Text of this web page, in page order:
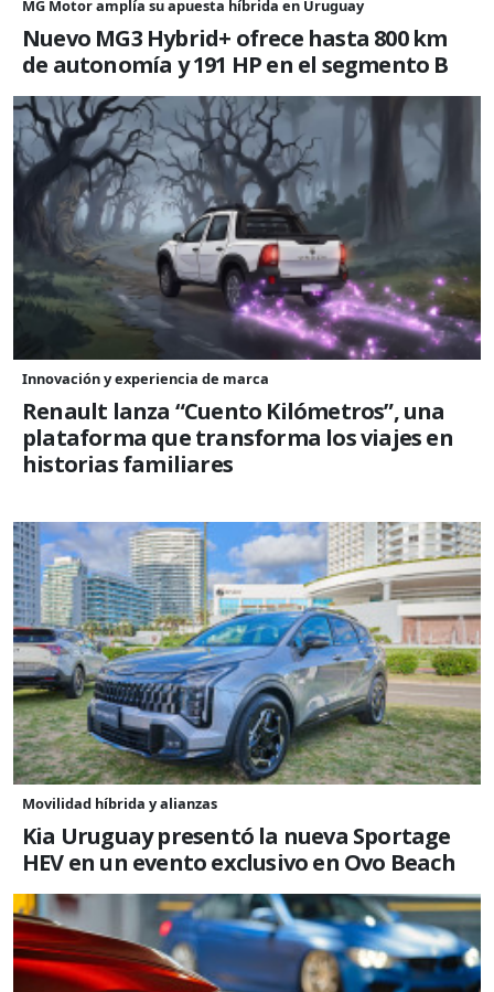
MG Motor amplía su apuesta híbrida en Uruguay
Nuevo MG3 Hybrid+ ofrece hasta 800 km
de autonomía y 191 HP en el segmento B
Innovación y experiencia de marca
Renault lanza “Cuento Kilómetros”, una
plataforma que transforma los viajes en
historias familiares
Movilidad híbrida y alianzas
Kia Uruguay presentó la nueva Sportage
HEV en un evento exclusivo en Ovo Beach